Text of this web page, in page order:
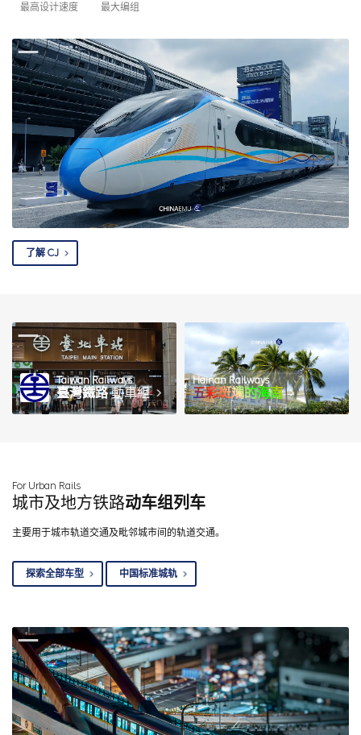
最高设计速度
最大编组
了解 CJ
Taiwan Railways
臺灣鐵路動車組
图 / wmteng
Hainan Railways
五彩斑斓的海南
For Urban Rails
城市及地方铁路动车组列车
主要用于城市轨道交通及毗邻城市间的轨道交通。
探索全部车型 中国标准城轨